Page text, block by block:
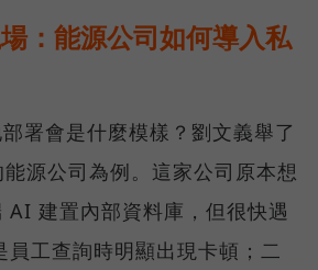
：能源公司如何導入私
署會是什麼模樣？劉文義舉了
源公司為例。這家公司原本想
AI 建置內部資料庫，但很快遇
員工查詢時明顯出現卡頓；二